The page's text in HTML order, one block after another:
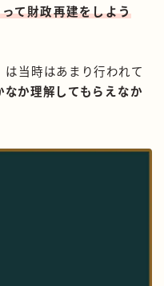
て財政再建をしよう
は当時はあまり行われて
なか理解してもらえなか